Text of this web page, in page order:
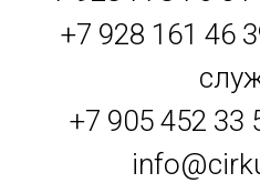
+7 928 161 46
+7 905 452 33